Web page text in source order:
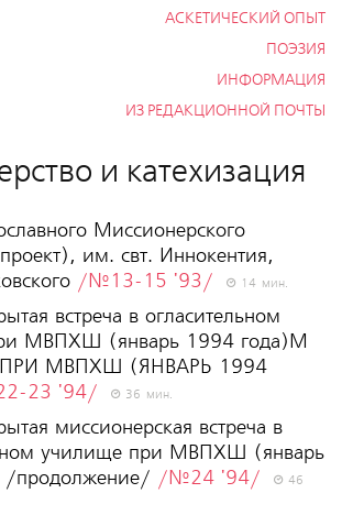
АСКЕТИЧЕСКИЙ ОПЫТ
ПОЭЗИЯ
ИНФОРМАЦИЯ
ИЗ РЕДАКЦИОННОЙ ПОЧТЫ
и катехизация
Миссионерского
им. свт. Иннокентия,
/№13-15 '93/ 14 мин.
встреча в огласительном
МВПХШ (январь 1994 года)М
МВПХШ (ЯНВАРЬ 1994
23 '94/ 36 мин.
миссионерская встреча в
училище при МВПХШ (январь
/продолжение/ /№24 '94/
46